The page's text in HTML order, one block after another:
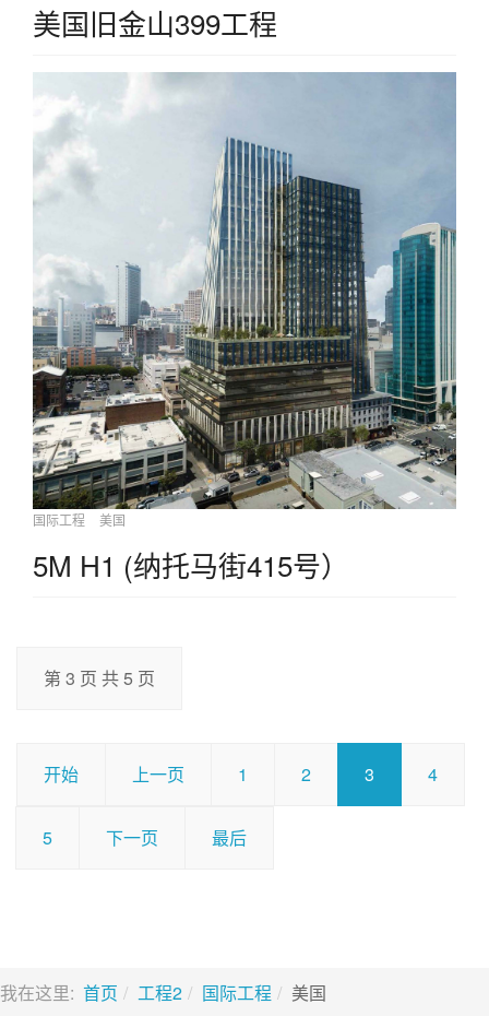
美国旧金山399工程
国际工程 美国
5M H1 (纳托马街415号）
第 3 页 共 5 页
开始 上一页 1 2 3 4
5 下一页 最后
我在这里: 首页 工程2 国际工程 美国